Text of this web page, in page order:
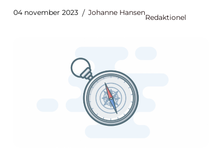
04 november 2023 Johanne Hansen
Redaktionel